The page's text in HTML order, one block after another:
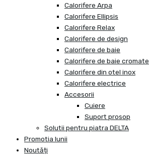
Calorifere Arpa
Calorifere Ellipsis
Calorifere Relax
Calorifere de design
Calorifere de baie
Calorifere de baie cromate
Calorifere din otel inox
Calorifere electrice
Accesorii
Cuiere
Suport prosop
Solutii pentru piatra DELTA
Promotia lunii
Noutăți